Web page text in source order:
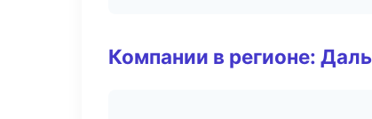
Компании в регионе: